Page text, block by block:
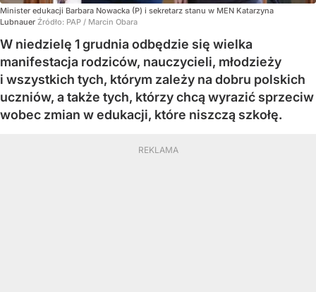
Minister edukacji Barbara Nowacka (P) i sekretarz stanu w MEN Katarzyna
Lubnauer Źródło: PAP / Marcin Obara
W niedzielę 1 grudnia odbędzie się wielka
manifestacja rodziców, nauczycieli, młodzieży
i wszystkich tych, którym zależy na dobru polskich
uczniów, a także tych, którzy chcą wyrazić sprzeciw
wobec zmian w edukacji, które niszczą szkołę.